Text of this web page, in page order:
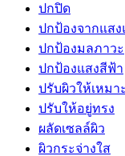
ปกปิด
ปกป้องจากแส
ปกป้องมลภาวะ
ปกป้องแสงสีฟ้า
ปรับผิวให้เหมา
ปรับให้อยู่ทรง
ผลัดเซลล์ผิว
ผิวกระจ่างใส